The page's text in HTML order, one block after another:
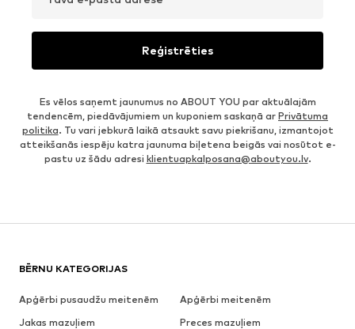
Reģistrēties
Es vēlos saņemt jaunumus no ABOUT YOU par aktuālajām
tendencēm, piedāvājumiem un kuponiem saskaņā ar Privātuma
politika. Tu vari jebkurā laikā atsaukt savu piekrišanu, izmantojot
atteikšanās iespēju katra jaunuma biļetena beigās vai nosūtot e-
pastu uz šādu adresi klientuapkalposana@aboutyou.lv.
BĒRNU KATEGORIJAS
Apģērbi pusaudžu meitenēm
Apģērbi meitenēm
Jakas mazuļiem
Preces mazuļiem